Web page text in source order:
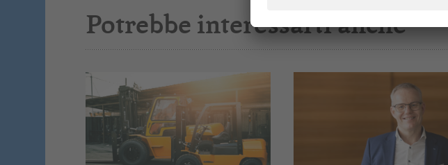
Potrebbe interessarti anche